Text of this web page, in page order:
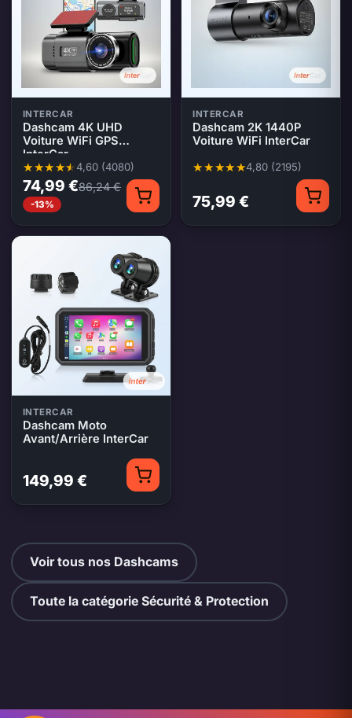
INTERCAR
Dashcam 4K UHD
Voiture WiFi GPS
InterCar
4,60 (4080)
Note moyenne 4,60 sur 5, 4080 évaluations
74,99 €86,24 €
-13%
INTERCAR
Dashcam 2K 1440P
Voiture WiFi InterCar
4,80 (2195)
Note moyenne 4,80 sur 5, 2195
75,99 €
INTERCAR
Dashcam Moto
Avant/Arrière InterCar
149,99 €
Voir tous nos Dashcams
Toute la catégorie Sécurité & Protection